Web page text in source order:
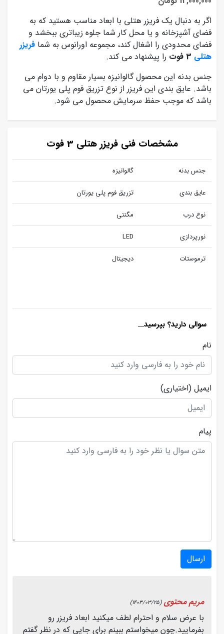
اگر به دنبال یک فریزر هتلی با ابعاد مناسب هستید که به
فضای آشپزخانه و یا محل کار شما جلوه زیباتری ببخشد و
فضای محدودی را اشغال کند، مجموعه اورانوس به شما فریزر
هتلی
را پیشنهاد می کند.
جنس بدنه این محصول گالوانیزه بسیار مقاوم و با دوام می
باشد. عایق بندی این فریزر از نوع تزریق فوم پلی یورتان می
باشد که موجب حفظ سرمایش محصول می شود.
مشخصات فنی فریزر هتلی 3 فوت
جنس بدنه گالوانیزه
عایق بندی تزریق فوم پلی یورتان
نوع درب مگنتی
نورپردازی LED
ترموستات دیجیتال
سوالی دارید؟ بپرسید...
نام
ایمیل (اختیاری)
پیام
ارسال
مریم محتوی (1403/03/25)
با عرض سلام و احترام لطف میکنید ابعاد فریزر رو
بفرمایید.چون میخواستم ببینم برای جایی که در نظر گفتم